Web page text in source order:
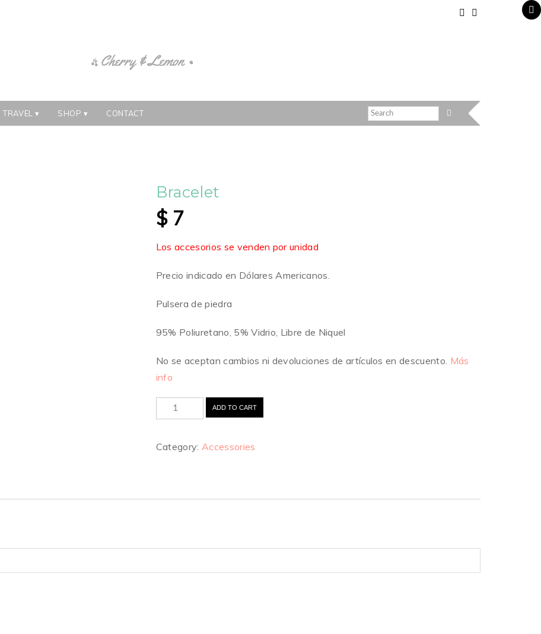
TRAVEL SHOP CONTACT
Bracelet
$ 7
Los accesorios se venden por unidad
Precio indicado en Dólares Americanos.
Pulsera de piedra
95% Poliuretano, 5% Vidrio, Libre de Niquel
No se aceptan cambios ni devoluciones de artículos en descuento. Más
info
ADD TO CART
Category:Accessories